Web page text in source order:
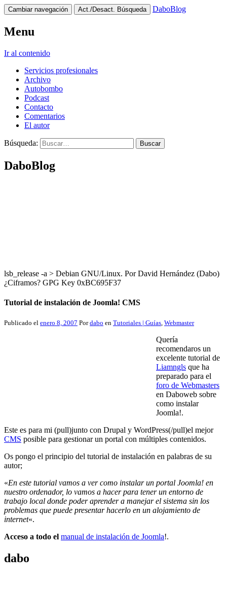
Cambiar navegación Act./Desact. Búsqueda DaboBlog
Menu
Ir al contenido
Servicios profesionales
Archivo
Autobombo
Podcast
Contacto
Comentarios
El autor
Búsqueda:
DaboBlog
lsb_release -a > Debian GNU/Linux. Por David Hernández (Dabo)
¿Ciframos? GPG Key 0xBC695F37
Tutorial de instalación de Joomla! CMS
Publicado el enero 8, 2007 Pordabo en Tutoriales | Guías, Webmaster
Quería
recomendaros un
excelente tutorial de
Liamngls que ha
preparado para el
foro de Webmasters
en Daboweb sobre
como instalar
Joomla!.
Este es para mi (pull)junto con Drupal y WordPress(/pull)el mejor
CMS posible para gestionar un portal con múltiples contenidos.
Os pongo el principio del tutorial de instalación en palabras de su
autor;
«En este tutorial vamos a ver como instalar un portal Joomla! en
nuestro ordenador, lo vamos a hacer para tener un entorno de
trabajo local donde poder aprender a manejar el sistema sin los
problemas que puede presentar hacerlo en un alojamiento de
internet«.
Acceso a todo el manual de instalación de Joomla!.
dabo